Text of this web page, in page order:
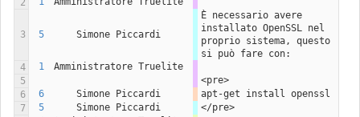
2
3 5 Simone Piccardi
È necessario avere
installato OpenSSL nel
proprio sistema, questo
si può fare con:
4
1
Amministratore Truelite
5
<pre>
6
6 Simone Piccardi
apt-get install openssl
7
5 Simone Piccardi
</pre>